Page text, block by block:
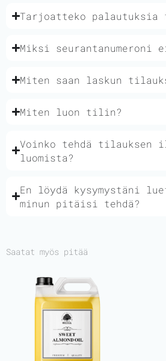
Tarjoatteko
Miksi seurantanumeroni
Miten saan laskun
Miten luon tilin?
Voinko tehdä tilauksen
luomista?
En löydä kysymystäni
minun pitäisi tehdä?
Saatat myös pitää